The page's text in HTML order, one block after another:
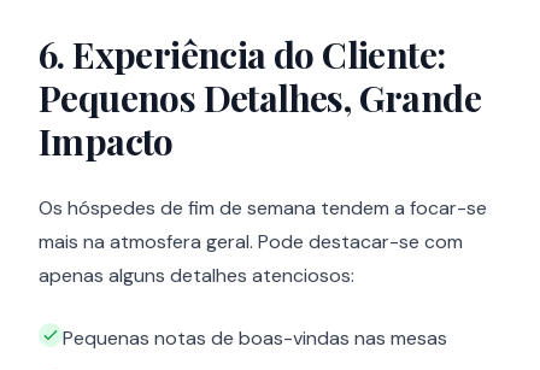
6. Experiência do Cliente:
Pequenos Detalhes, Grande
Impacto
Os hóspedes de fim de semana tendem a focar-se
mais na atmosfera geral. Pode destacar-se com
apenas alguns detalhes atenciosos:
Pequenas notas de boas-vindas nas mesas